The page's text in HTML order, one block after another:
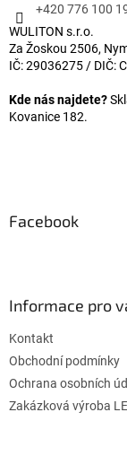
+420 776 100
WULITON s.r.o.
Za Žoskou 2506,
IČ: 29036275 / DIČ:
Kde nás najdete?
Kovanice 182.
Facebook
Informace pro
Kontakt
Obchodní podmínky
Ochrana osobních
Zakázková výroba